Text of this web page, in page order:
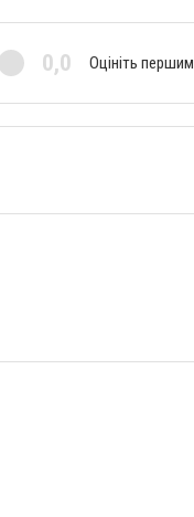
0,0 Оцініть першим